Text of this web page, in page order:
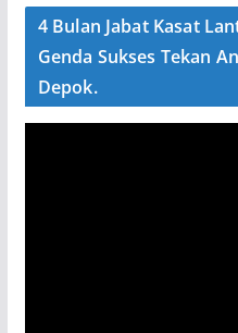
4 Bulan Jabat Kasat
Genda Sukses Tekan
Depok.